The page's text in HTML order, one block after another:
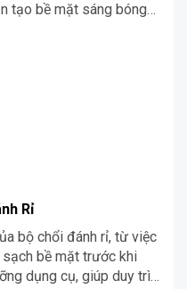
tạo bề mặt sáng bóng
Rỉ
bộ chổi đánh rỉ, từ việc
bề mặt trước khi
dụng cụ, giúp duy trì